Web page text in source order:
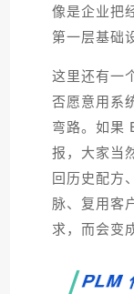
像是企业把
第一层基础
这里还有一
否愿意用系
弯路。如果
报，大家当
回历史配方
脉、复用客
求，而会变
PLM